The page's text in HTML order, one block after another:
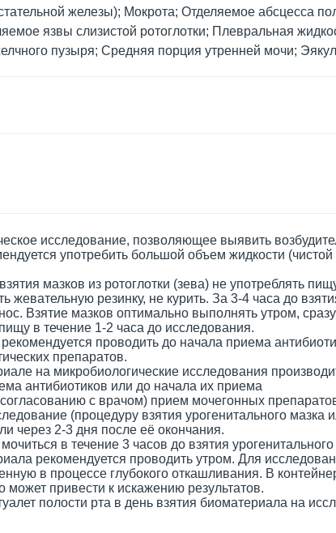
железы); Мокрота; Отделяемое абсцесса
язвы слизистой ротоглотки; Плевральная
пузыря; Средняя порция утренней мочи;
исследование, позволяющее выявить
употребить большой объем жидкости
мазков из ротоглотки (зева) не употреблять
жевательную резинку, не курить. За 3-4 часа до
Взятие мазков оптимально выполнять утром,
в течение 1-2 часа до исследования.
проводить до начала приема
препаратов.
на микробиологические исследования
антибиотиков или до начала их приема
с врачом) прием мочегонных
(процедуру взятия урогенитального мазка
через 2-3 дня после её окончания.
в течение 3 часов до взятия
рекомендуется проводить утром. Для
в процессе глубокого откашливания. В
может привести к искажению результатов.
полости рта в день взятия биоматериала на